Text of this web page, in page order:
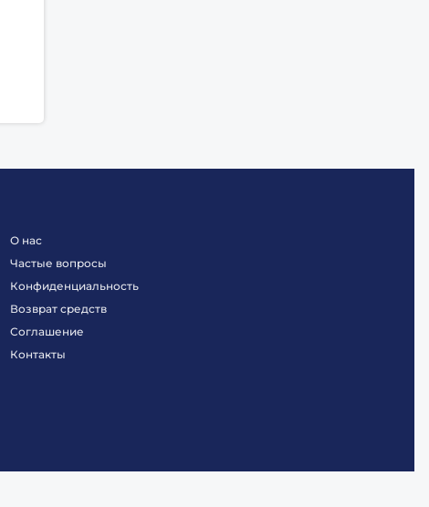
О нас
Частые вопросы
Конфиденциальность
Возврат средств
Соглашение
Контакты